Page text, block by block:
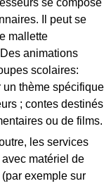
se compose
Il peut se
mallette
animations
scolaires:
thème spécifique
; contes destinés
ou de films.
les services
matériel de
exemple sur